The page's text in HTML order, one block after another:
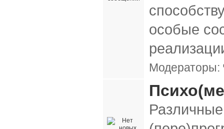
особые
Модераторы: